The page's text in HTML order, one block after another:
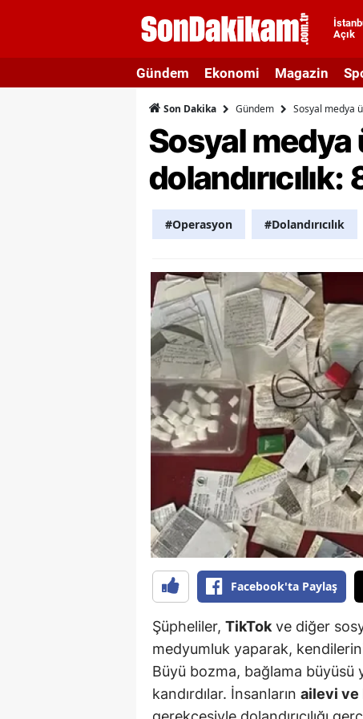
Açık
Gündem Ekonomi Magazin
Son Dakika Gündem Sosyal medya
Sosyal
#Operasyon #Dolandırıcılık
Facebook'ta Paylaş
Şüpheliler, TikTokve diğer
medyumluk yaparak,
Büyü bozma, bağlama büyüsü
kandırdılar. İnsanların ailevi ve